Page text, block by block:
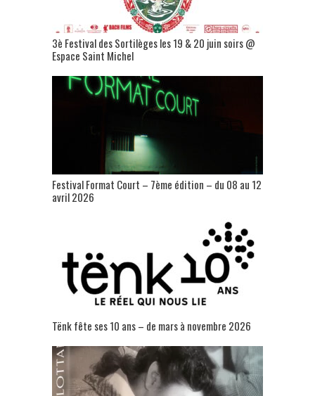
3è Festival des Sortilèges les 19 & 20 juin soirs @
Espace Saint Michel
Festival Format Court – 7ème édition – du 08 au 12
avril 2026
Tënk fête ses 10 ans – de mars à novembre 2026